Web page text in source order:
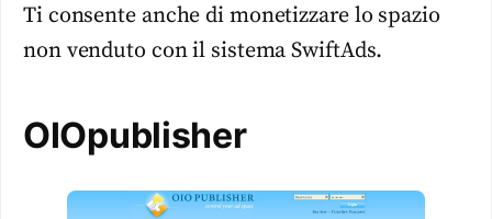
Ti consente anche di monetizzare lo spazio
non venduto con il sistema SwiftAds.
OIOpublisher